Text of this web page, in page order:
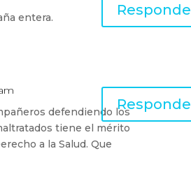
entera.
defendiendo los
tiene el mérito
a la Salud. Que